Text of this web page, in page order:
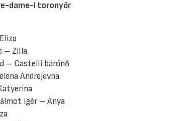
dame-i toronyőr
– Zilia
– Castelli bárónő
Andrejevna
igér – Anya